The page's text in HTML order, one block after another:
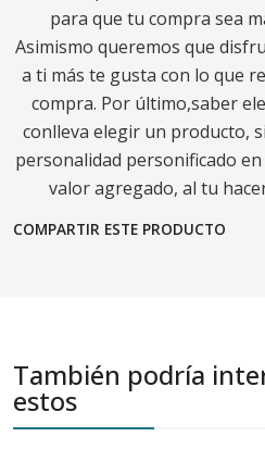
para que tu compra sea
Asimismo queremos que
a ti más te gusta con lo que
compra. Por último,saber
conlleva elegir un producto,
personalidad personificado
valor agregado, al tu
COMPARTIR ESTE PRODUCTO
También podría
estos